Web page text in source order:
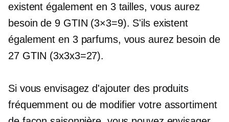
existent également en 3 tailles, vous aurez
besoin de 9 GTIN (3×3=9). S'ils existent
également en 3 parfums, vous aurez besoin de
27 GTIN (3x3x3=27).
Si vous envisagez d'ajouter des produits
fréquemment ou de modifier votre assortiment